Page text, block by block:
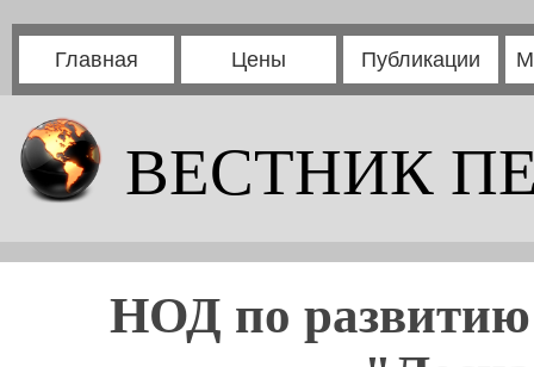
Главная Цены Публикации
ВЕСТНИК
НОД по развитию